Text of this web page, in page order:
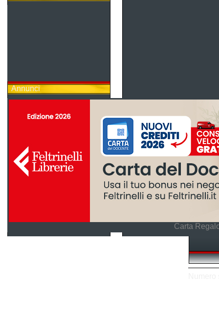
Annunci
Carta